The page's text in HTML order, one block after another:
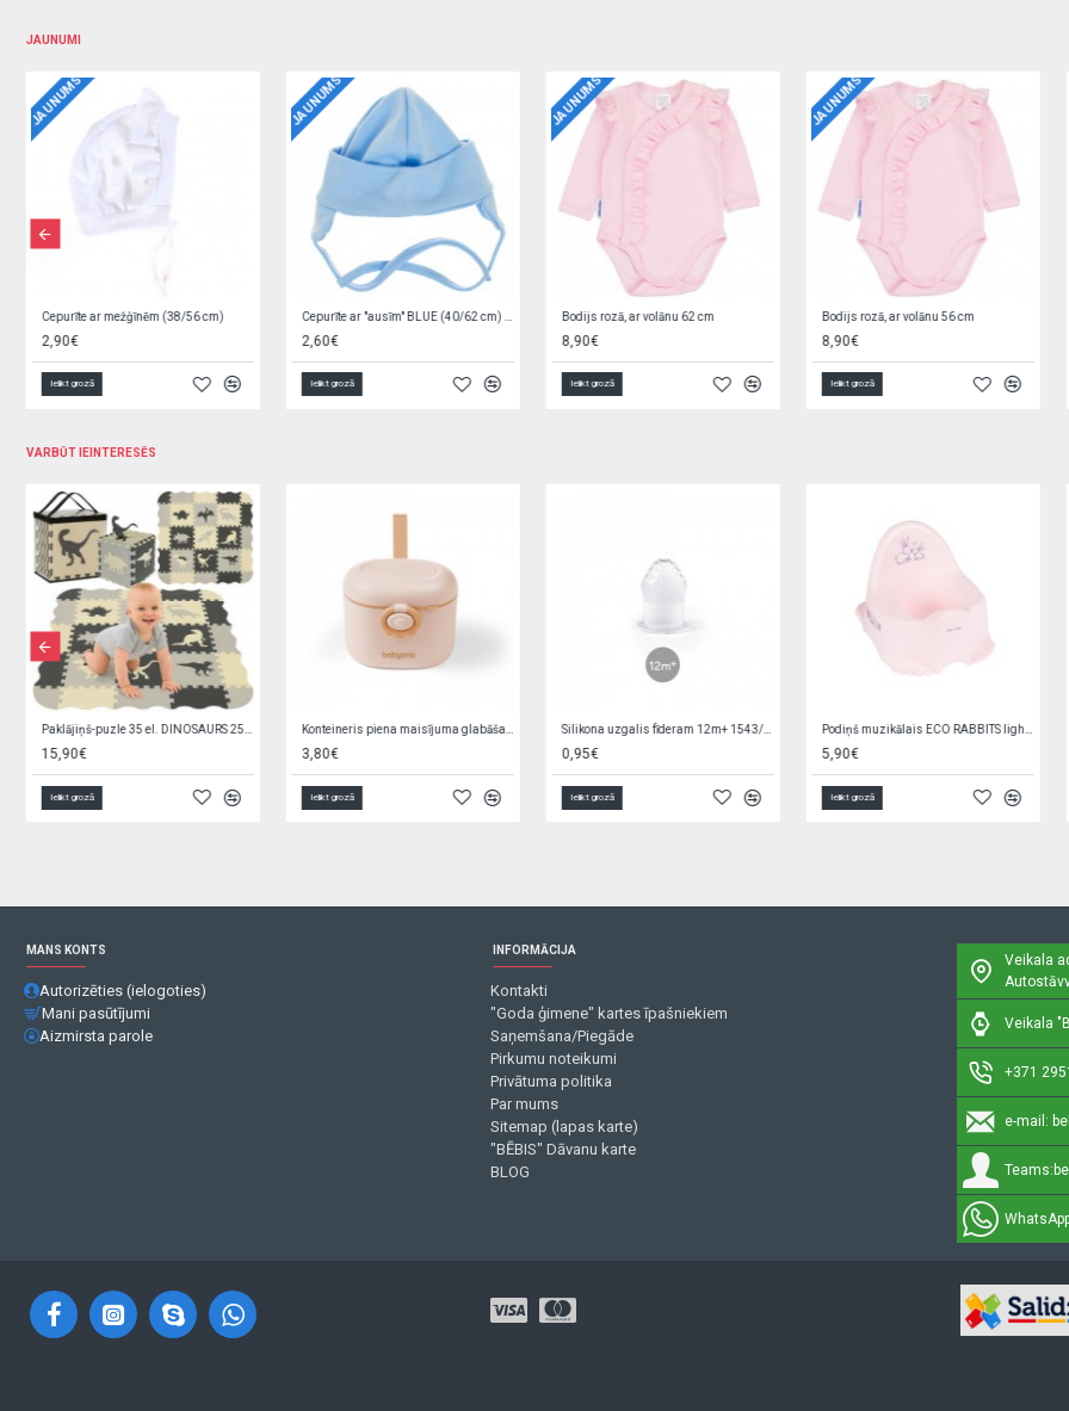
JAUNUMI
JAUNUMS
Bodijs rozā, ar volānu 62 cm
8,90€
Ielikt grozā
JAUNUMS
Bodijs rozā, ar volānu 56 cm
8,90€
Ielikt grozā
JAUNUMS
Bodijs BEIGE STARS 62 cm
7,90€
Ielikt grozā
JAUNUMS
Autiņš marles BABY ZOO 70x80 cm
1,69€
Ielikt grozā
VARBŪT IEINTERESĒS
Silikona uzgalis fīderam 12m+ 1543/01
0,95€
Ielikt grozā
Podiņš muzikālais ECO RABBITS light pink PO-059-104
5,90€
Ielikt grozā
Elektroniskais seifs-krājkase ar PIN 504690
6,90€
Ielikt grozā
Mini-lellīte 14 cm ZA4173
1,50€
Ielikt grozā
MANS KONTS
Autorizēties (ielogoties)
Mani pasūtījumi
Aizmirsta parole
INFORMĀCIJA
Kontakti
"Goda ģimene" kartes īpašniekiem
Saņemšana/Piegāde
Pirkumu noteikumi
Privātuma politika
Par mums
Sitemap (lapas karte)
"BĒBIS" Dāvanu karte
BLOG
Veikala
Veikala
+371
e-mail:
Teams: